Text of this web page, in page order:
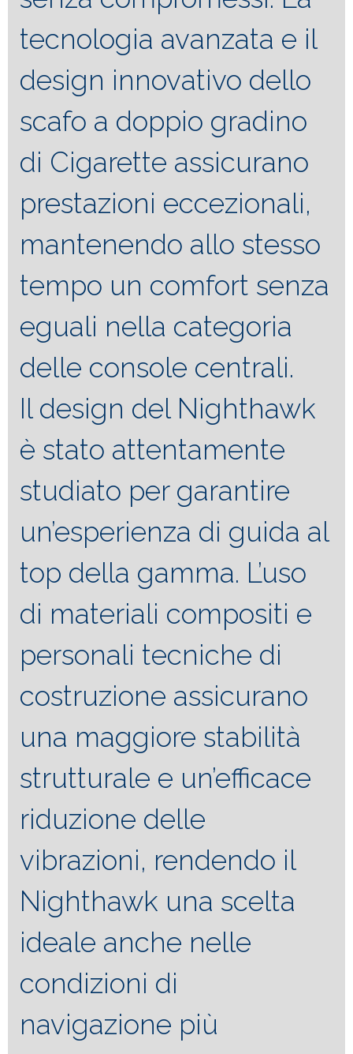
tecnologia avanzata e il
design innovativo dello
scafo a doppio gradino
di Cigarette assicurano
prestazioni eccezionali,
mantenendo allo stesso
tempo un comfort senza
eguali nella categoria
delle console centrali.
Il design del Nighthawk
è stato attentamente
studiato per garantire
un’esperienza di guida al
top della gamma. L’uso
di materiali compositi e
personali tecniche di
costruzione assicurano
una maggiore stabilità
strutturale e un’efficace
riduzione delle
vibrazioni, rendendo il
Nighthawk una scelta
ideale anche nelle
condizioni di
navigazione più